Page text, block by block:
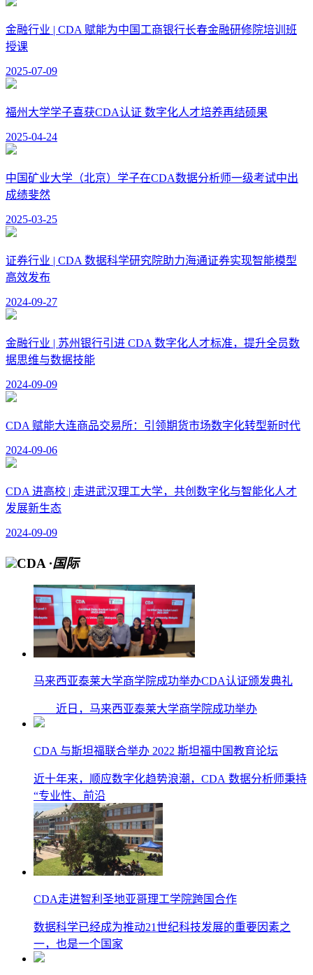
金融行业 | CDA 赋能为中国工商银行长春金融研修院培训班
授课
2025-07-09
福州大学学子喜获CDA认证 数字化人才培养再结硕果
2025-04-24
中国矿业大学（北京）学子在CDA数据分析师一级考试中出
成绩斐然
2025-03-25
证券行业 | CDA 数据科学研究院助力海通证券实现智能模型
高效发布
2024-09-27
金融行业 | 苏州银行引进 CDA 数字化人才标准，提升全员数
据思维与数据技能
2024-09-09
CDA 赋能大连商品交易所：引领期货市场数字化转型新时代
2024-09-06
CDA 进高校 | 走进武汉理工大学，共创数字化与智能化人才
发展新生态
2024-09-09
CDA ·国际
马来西亚泰莱大学商学院成功举办CDA认证颁发典礼
近日，马来西亚泰莱大学商学院成功举办
CDA 与斯坦福联合举办 2022 斯坦福中国教育论坛
近十年来，顺应数字化趋势浪潮，CDA 数据分析师秉持
“专业性、前沿
CDA走进智利圣地亚哥理工学院跨国合作
数据科学已经成为推动21世纪科技发展的重要因素之
一，也是一个国家